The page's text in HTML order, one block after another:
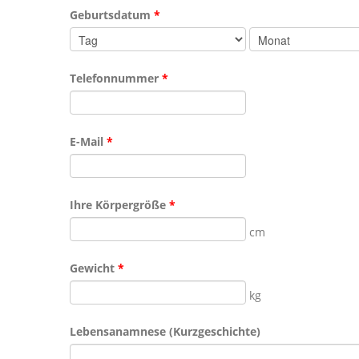
Geburtsdatum *
Tag
Monat
Telefonnummer *
E-Mail *
Ihre Körpergröße *
cm
Gewicht *
kg
Lebensanamnese (Kurzgeschichte)